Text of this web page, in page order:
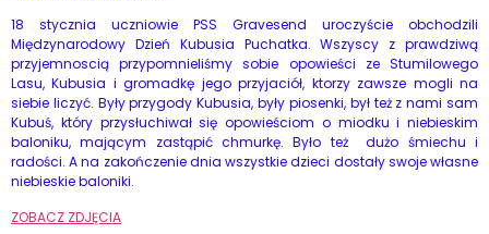
18 stycznia uczniowie PSS Gravesend uroczyście obchodzili
Międzynarodowy Dzień Kubusia Puchatka. Wszyscy z prawdziwą
przyjemnoscią przypomnieliśmy sobie opowieści ze Stumilowego
Lasu, Kubusia i gromadkę jego przyjaciół, ktorzy zawsze mogli na
siebie liczyć. Były przygody Kubusia, były piosenki, był też z nami sam
Kubuś, który przysłuchiwał się opowieściom o miodku i niebieskim
baloniku, mającym zastąpić chmurkę. Było też dużo śmiechu i
radości. A na zakończenie dnia wszystkie dzieci dostały swoje własne
niebieskie baloniki.
ZOBACZ ZDJĘCIA